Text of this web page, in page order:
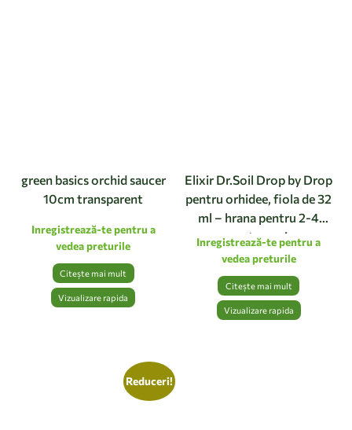
green basics orchid saucer
10cm transparent
Inregistrează-te pentru a
vedea preturile
Citește mai mult
Vizualizare rapida
Elixir Dr.Soil Drop by Drop
pentru orhidee, fiola de 32
ml – hrana pentru 2-4
saptamani
Inregistrează-te pentru a
vedea preturile
Citește mai mult
Vizualizare rapida
Reduceri!